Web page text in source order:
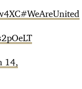
#WeAreUnited
14,